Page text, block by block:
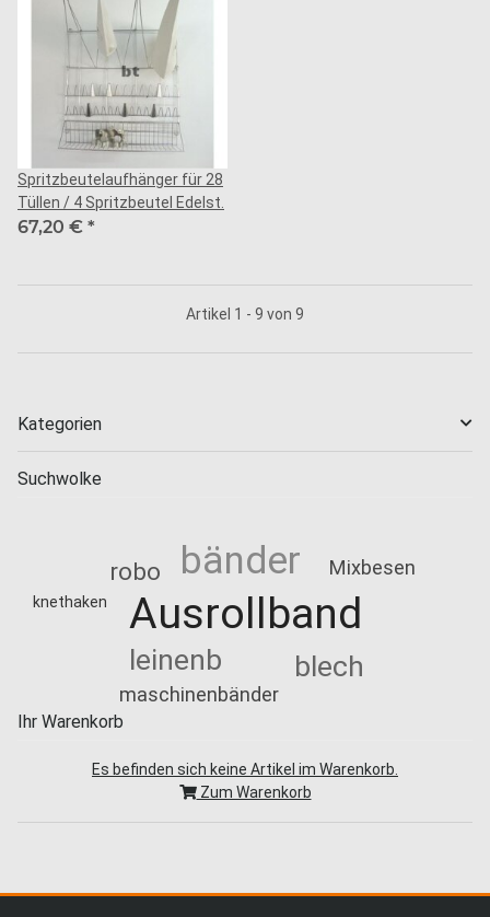
Spritzbeutelaufhänger für 28
Tüllen / 4 Spritzbeutel Edelst.
67,20 € *
Artikel 1 - 9 von 9
Kategorien
Suchwolke
Ausrollband
bänder
leinenb blech
robo
maschinenbänder
Mixbesen
knethaken
Ihr Warenkorb
Es befinden sich keine Artikel im Warenkorb.
Zum Warenkorb